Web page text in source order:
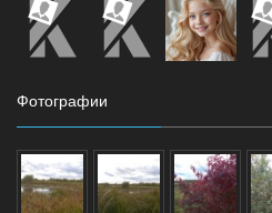
Фотографии